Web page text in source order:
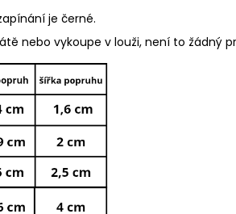
je černé.
nebo vykoupe v louži, není to žádný